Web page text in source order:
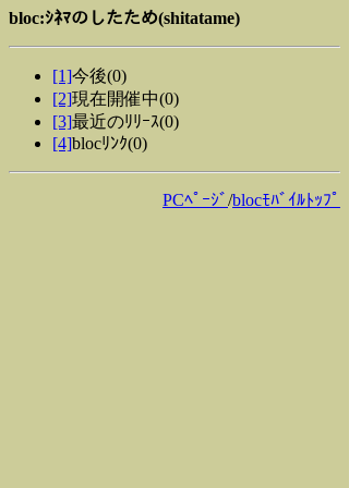
bloc:ｼﾈﾏのしたため(shitatame)
[1]今後(0)
[2]現在開催中(0)
[3]最近のﾘﾘｰｽ(0)
[4]blocﾘﾝｸ(0)
PCﾍﾟｰｼﾞ/blocﾓﾊﾞｲﾙﾄｯﾌﾟ